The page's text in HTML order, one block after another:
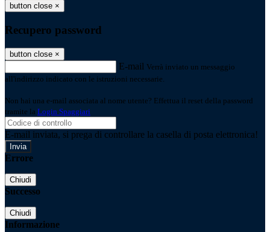
button close ×
Recupero password
button close ×
E-mail Verrà inviato un messaggio
all'indirizzo indicato con le istruzioni necessarie.
Non hai una e-mail associata al nome utente? Effettua il reset della password
tramite la Login Spaggiari
E-mail inviata, si prega di controllare la casella di posta elettronica!
Errore
Chiudi
Successo
Chiudi
Informazione